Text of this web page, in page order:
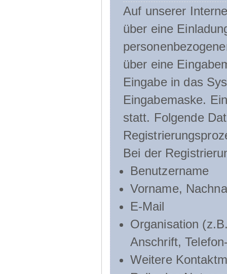
Auf unserer
über eine
über eine
Eingabe in das
Eingabemaske.
statt. Folgende
Bei der
Benutzername
Vorname,
E-Mail
Organisation
Anschrift,
Weitere